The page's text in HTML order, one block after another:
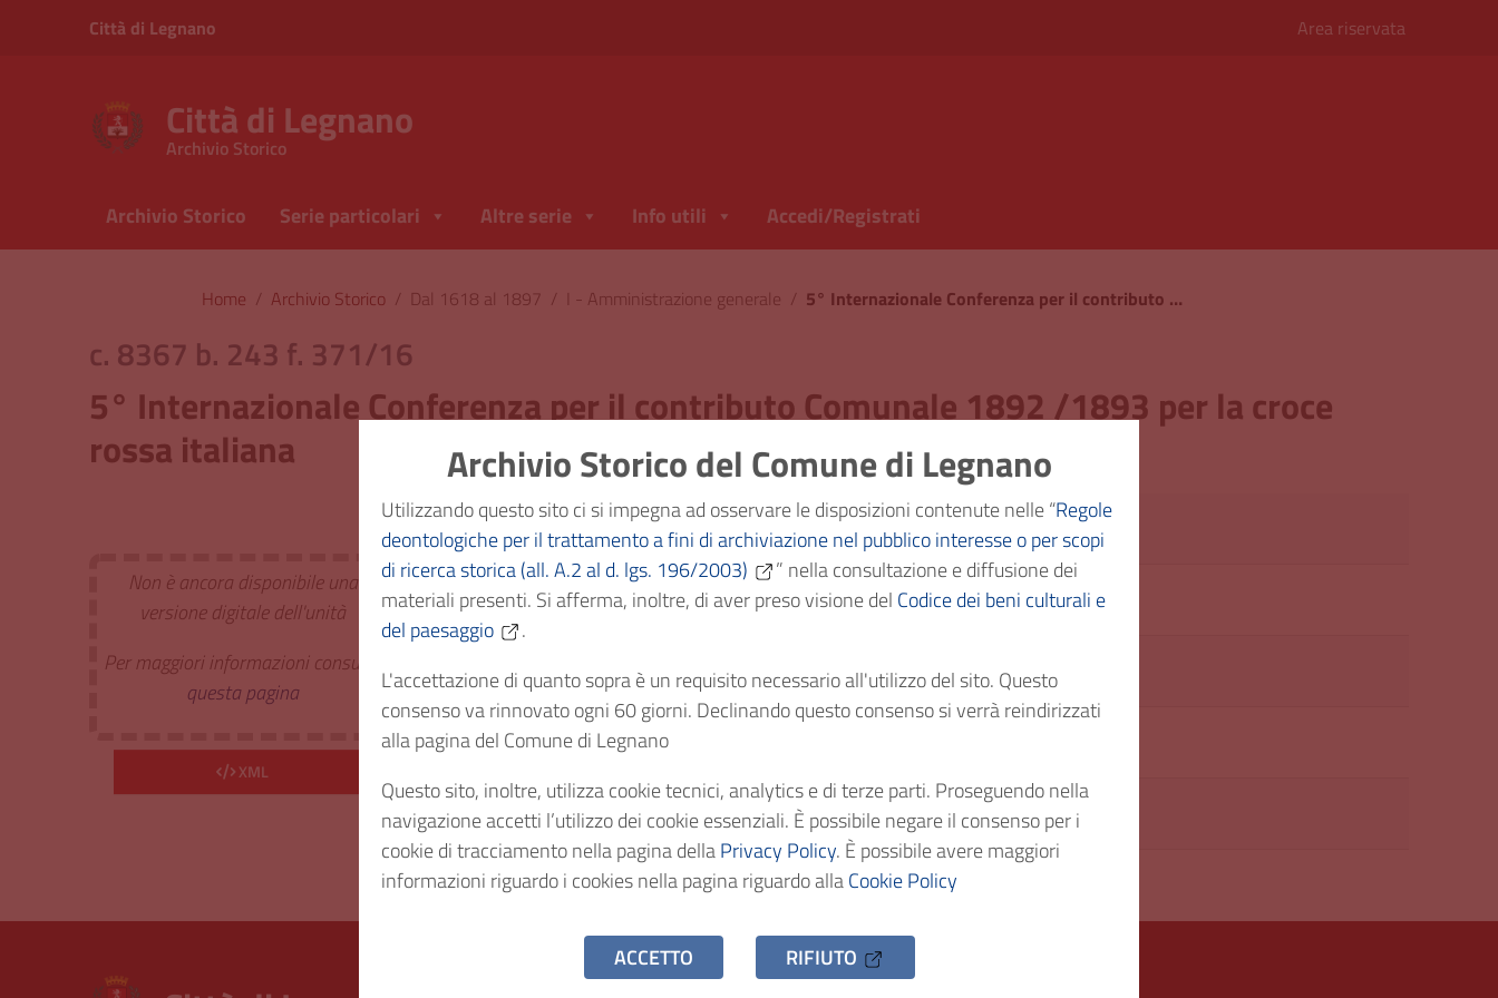
Archivio Storico del Comune di Legnano
Utilizzando questo sito ci si impegna ad osservare le disposizioni contenute nelle “Regole
deontologiche per il trattamento a fini di archiviazione nel pubblico interesse o per scopi
di ricerca storica (all. A.2 al d. lgs. 196/2003)
” nella consultazione e diffusione dei
materiali presenti. Si afferma, inoltre, di aver preso visione del Codice dei beni culturali e
del paesaggio
.
L'accettazione di quanto sopra è un requisito necessario all'utilizzo del sito. Questo
consenso va rinnovato ogni 60 giorni. Declinando questo consenso si verrà reindirizzati
alla pagina del Comune di Legnano
Questo sito, inoltre, utilizza cookie tecnici, analytics e di terze parti. Proseguendo nella
navigazione accetti l’utilizzo dei cookie essenziali. È possibile negare il consenso per i
cookie di tracciamento nella pagina dellaPrivacy Policy. È possibile avere maggiori
informazioni riguardo i cookies nella pagina riguardo allaCookie Policy
ACCETTO RIFIUTO
Vai ai contenuti
Vai al menu di navigazione
Città di Legnano Area riservata
Città di Legnano
Archivio Storico
Archivio Storico Serie particolari Altre serie Info utili Accedi/Registrati
Home / Archivio Storico / Dal 1618 al 1897 / I - Amministrazione generale / 5° Internazionale Conferenza per il contributo Comunale 1892 /1893 per la croce rossa italiana
c. 8367 b. 243 f. 371/16
5° Internazionale Conferenza per il contributo Comunale 1892 /1893 per la croce
rossa italiana
Non è ancora disponibile una
versione digitale dell'unità
Per maggiori informazioni consulta
questa pagina
XML
Classificazione I - Amministrazione generale
Estr. Cronologici 1892
Cod. Identificativo AS/C8367
Consistenza
Diritto d'accesso Uso pubblico